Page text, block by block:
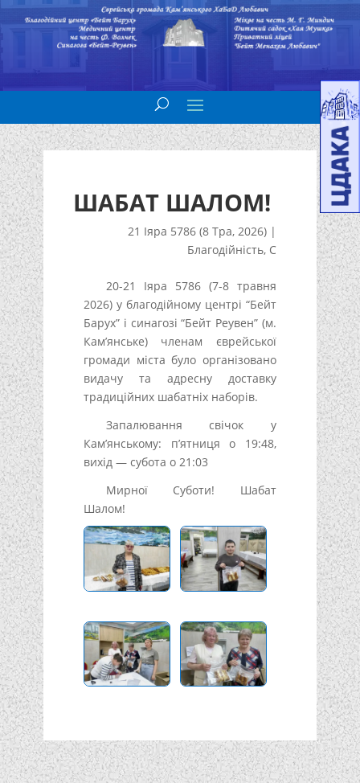
ШАБАТ ШАЛОМ!
21 Іяра 5786 (8 Тра, 2026) |
Благодійність, С
20-21 Іяра 5786 (7-8 травня
2026) у благодійному центрі “Бейт
Барух” і синагозі “Бейт Реувен” (м.
Кам’янське) членам єврейської
громади міста було організовано
видачу та адресну доставку
традиційних шабатніх наборів.
Запалювання свічок у
Кам’янському: п’ятниця о 19:48,
вихід — субота о 21:03
Мирної Суботи! Шабат
Шалом!
Подписывайтесь!